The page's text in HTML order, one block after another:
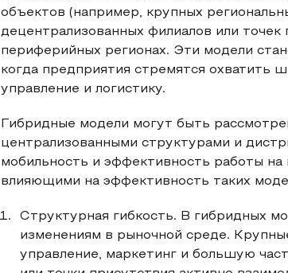
объектов (например, крупных
децентрализованных филиалов или
периферийных регионах. Эти модели
когда предприятия стремятся охватить
управление и логистику.
Гибридные модели могут быть
централизованными структурами и
мобильность и эффективность работы
влияющими на эффективность таких
Структурная гибкость. В гибридных
изменениям в рыночной среде.
управление, маркетинг и большую